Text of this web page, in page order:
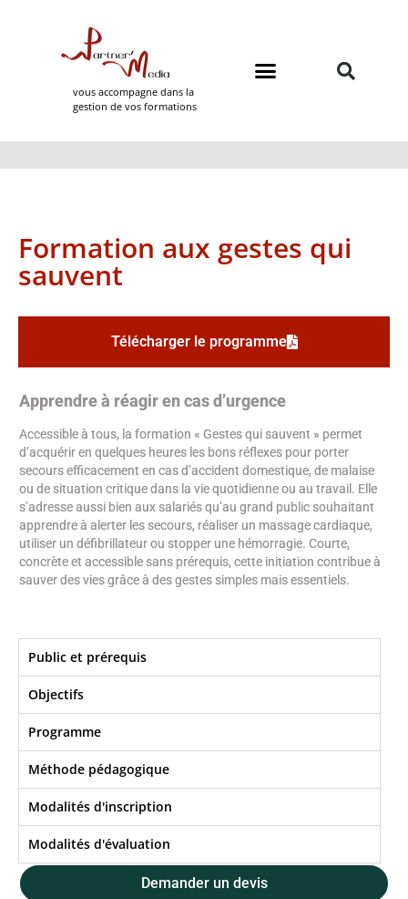
vous accompagne dans la
gestion de vos formations
Formation aux gestes qui
sauvent
Télécharger le programme
Apprendre à réagir en cas d’urgence
Accessible à tous, la formation « Gestes qui sauvent » permet
d’acquérir en quelques heures les bons réflexes pour porter
secours efficacement en cas d’accident domestique, de malaise
ou de situation critique dans la vie quotidienne ou au travail. Elle
s’adresse aussi bien aux salariés qu’au grand public souhaitant
apprendre à alerter les secours, réaliser un massage cardiaque,
utiliser un défibrillateur ou stopper une hémorragie. Courte,
concrète et accessible sans prérequis, cette initiation contribue à
sauver des vies grâce à des gestes simples mais essentiels.
Public et prérequis
Objectifs​
Programme
Méthode pédagogique
Modalités d'inscription
Modalités d'évaluation
Demander un devis